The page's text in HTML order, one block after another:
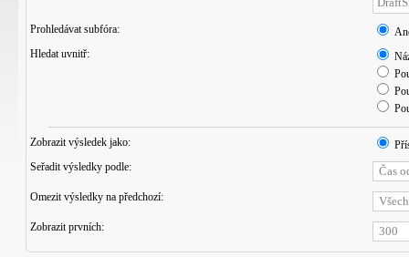
Prohledávat subfóra:
Hledat uvnitř:
Zobrazit výsledek jako:
Seřadit výsledky podle:
Omezit výsledky na předchozí:
Zobrazit prvních: